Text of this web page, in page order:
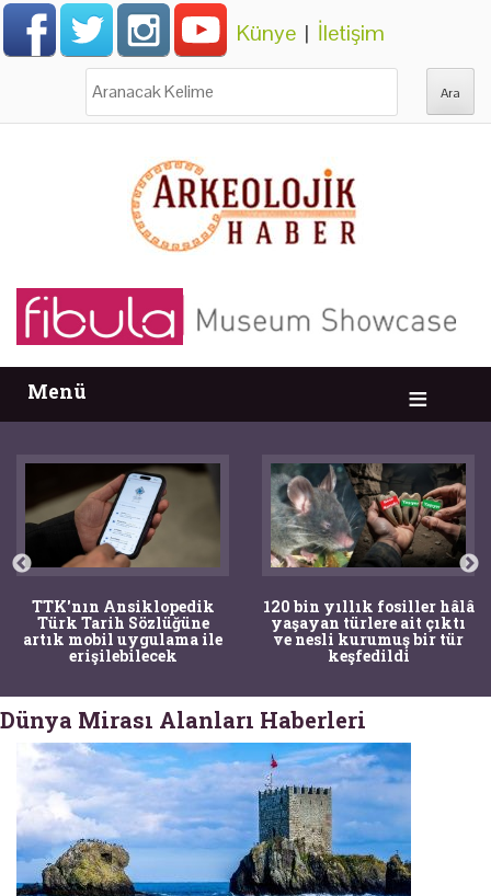
Künye | İletişim
Menü
TTK'nın Ansiklopedik
Türk Tarih Sözlüğüne
artık mobil uygulama ile
erişilebilecek
120 bin yıllık fosiller hâlâ
yaşayan türlere ait çıktı
ve nesli kurumuş bir tür
keşfedildi
Dünya Mirası Alanları Haberleri